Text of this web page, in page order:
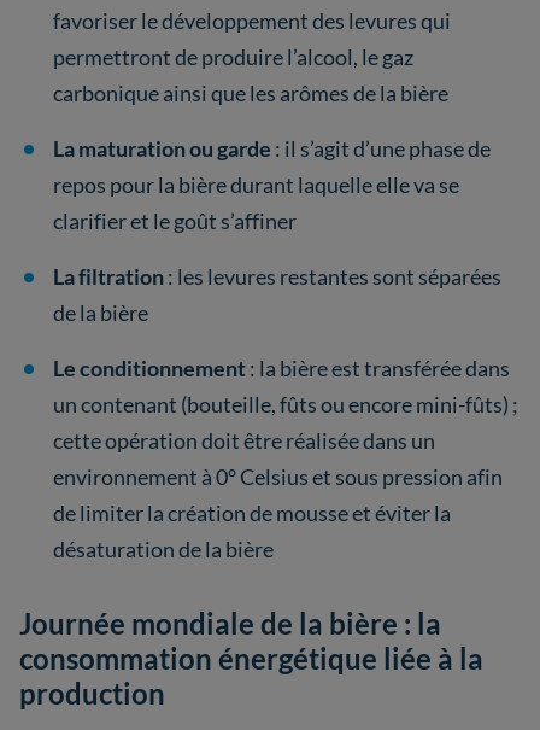
favoriser le développement des levures qui
permettront de produire l’alcool, le gaz
carbonique ainsi que les arômes de la bière
La maturationou garde : il s’agit d’une phase de
repos pour la bière durant laquelle elle va se
clarifier et le goût s’affiner
La filtration: les levures restantes sont séparées
de la bière
Le conditionnement: la bière est transférée dans
un contenant (bouteille, fûts ou encore mini-fûts) ;
cette opération doit être réalisée dans un
environnement à 0° Celsius et sous pression afin
de limiter la création de mousse et éviter la
désaturation de la bière
Journée mondiale de la bière : la
consommation énergétique liée à la
production